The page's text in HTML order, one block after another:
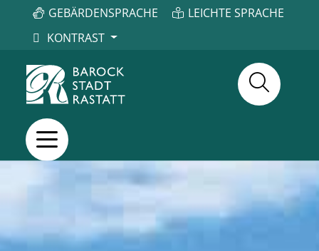
GEBÄRDENSPRACHE
LEICHTE SPRACHE
KONTRAST